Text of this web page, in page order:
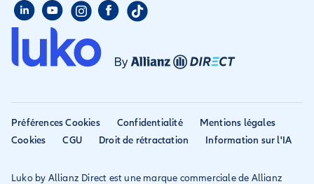
Assurance colocataire
Assurance étudiant
Assurance PVT
Assurance rapatriement
Mon compte
Déclarer un sinistre
habitation
Résilier ancien assureur
Presse
Avis
Allianz travel devient
Eurofil rejoint Allianz
Conditions générales et
Préférences Cookies Confidentialité
Mentions légales
Cookies
CGU Droit de rétractation Information sur l'IA
Luko by Allianz Direct est une marque commerciale de Allianz